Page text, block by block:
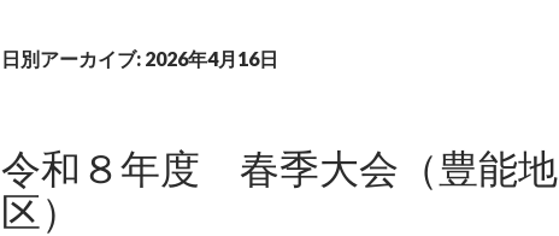
日別アーカイブ: 2026年4月16日
令和８年度 春季大会（豊能地
区）